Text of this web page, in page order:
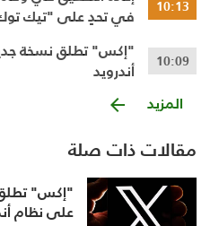
10:13
في تحدٍ على "تيك
10:09
"إكس" تطلق نسخة
أندرويد
المزيد
مقالات ذات صلة
"إكس"
على نظام